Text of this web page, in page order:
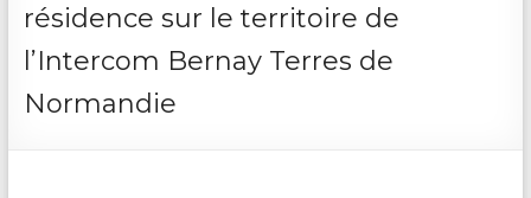
résidence sur le territoire de
l’Intercom Bernay Terres de
Normandie